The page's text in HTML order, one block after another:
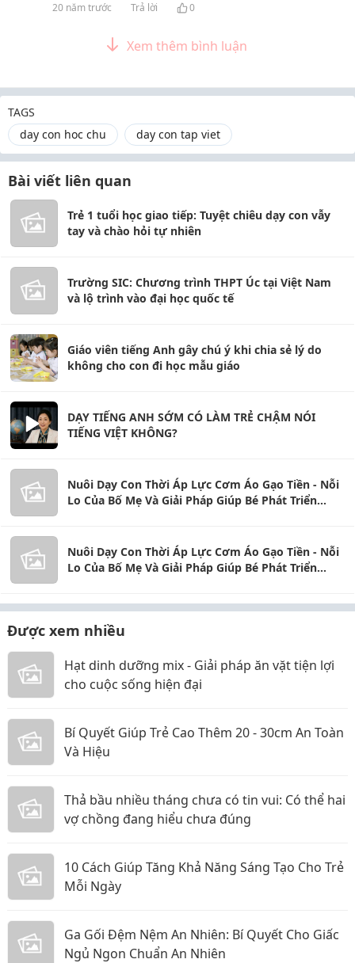
20 năm trước Trả lời 0
Xem thêm bình luận
TAGS
day con hoc chu
day con tap viet
Bài viết liên quan
Trẻ 1 tuổi học giao tiếp: Tuyệt chiêu dạy con vẫy
tay và chào hỏi tự nhiên
Trường SIC: Chương trình THPT Úc tại Việt Nam
và lộ trình vào đại học quốc tế
Giáo viên tiếng Anh gây chú ý khi chia sẻ lý do
không cho con đi học mẫu giáo
DẠY TIẾNG ANH SỚM CÓ LÀM TRẺ CHẬM NÓI
TIẾNG VIỆT KHÔNG?
Nuôi Dạy Con Thời Áp Lực Cơm Áo Gạo Tiền - Nỗi
Lo Của Bố Mẹ Và Giải Pháp Giúp Bé Phát Triển
Nuôi Dạy Con Thời Áp Lực Cơm Áo Gạo Tiền - Nỗi
Lo Của Bố Mẹ Và Giải Pháp Giúp Bé Phát Triển
Được xem nhiều
Hạt dinh dưỡng mix - Giải pháp ăn vặt tiện lợi
cho cuộc sống hiện đại
Bí Quyết Giúp Trẻ Cao Thêm 20 - 30cm An Toàn
Và Hiệu
Thả bầu nhiều tháng chưa có tin vui: Có thể hai
vợ chồng đang hiểu chưa đúng
10 Cách Giúp Tăng Khả Năng Sáng Tạo Cho Trẻ
Mỗi Ngày
Ga Gối Đệm Nệm An Nhiên: Bí Quyết Cho Giấc
Ngủ Ngon Chuẩn An Nhiên